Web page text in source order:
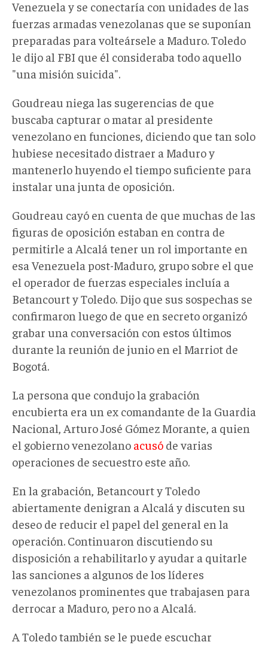
Venezuela y se conectaría con unidades de las
fuerzas armadas venezolanas que se suponían
preparadas para volteársele a Maduro. Toledo
le dijo al FBI que él consideraba todo aquello
"una misión suicida".
Goudreau niega las sugerencias de que
buscaba capturar o matar al presidente
venezolano en funciones, diciendo que tan solo
hubiese necesitado distraer a Maduro y
mantenerlo huyendo el tiempo suficiente para
instalar una junta de oposición.
Goudreau cayó en cuenta de que muchas de las
figuras de oposición estaban en contra de
permitirle a Alcalá tener un rol importante en
esa Venezuela post-Maduro, grupo sobre el que
el operador de fuerzas especiales incluía a
Betancourt y Toledo. Dijo que sus sospechas se
confirmaron luego de que en secreto organizó
grabar una conversación con estos últimos
durante la reunión de junio en el Marriot de
Bogotá.
La persona que condujo la grabación
encubierta era un ex comandante de la Guardia
Nacional, Arturo José Gómez Morante, a quien
el gobierno venezolano acusó de varias
operaciones de secuestro este año.
En la grabación, Betancourt y Toledo
abiertamente denigran a Alcalá y discuten su
deseo de reducir el papel del general en la
operación. Continuaron discutiendo su
disposición a rehabilitarlo y ayudar a quitarle
las sanciones a algunos de los líderes
venezolanos prominentes que trabajasen para
derrocar a Maduro, pero no a Alcalá.
A Toledo también se le puede escuchar